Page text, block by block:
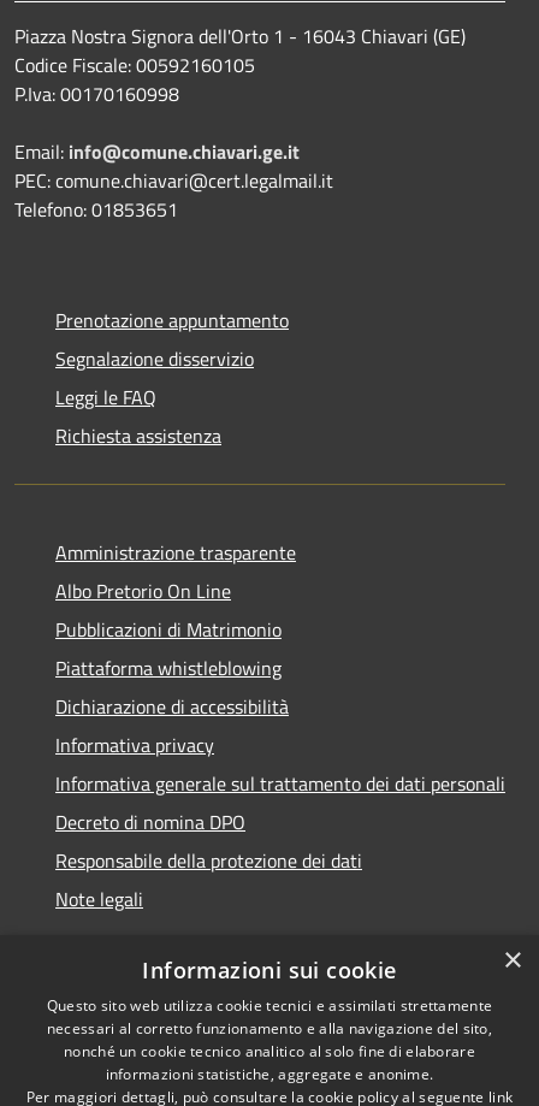
Piazza Nostra Signora dell'Orto 1 - 16043 Chiavari (GE)
Codice Fiscale: 00592160105
P.Iva: 00170160998
Email: info@comune.chiavari.ge.it
PEC: comune.chiavari@cert.legalmail.it
Telefono: 01853651
Prenotazione appuntamento
Segnalazione disservizio
Leggi le FAQ
Richiesta assistenza
Amministrazione trasparente
Albo Pretorio On Line
Pubblicazioni di Matrimonio
Piattaforma whistleblowing
Dichiarazione di accessibilità
Informativa privacy
Informativa generale sul trattamento dei dati personali
Decreto di nomina DPO
Responsabile della protezione dei dati
Note legali
RSS
Accessibilità
© 2021 - 2026 Comune di
Chiavari -Area Riservata
×
Informazioni sui cookie
Questo sito web utilizza cookie tecnici e assimilati strettamente
necessari al corretto funzionamento e alla navigazione del sito,
nonché un cookie tecnico analitico al solo fine di elaborare
informazioni statistiche, aggregate e anonime.
Per maggiori dettagli, può consultare la cookie policy al seguente link